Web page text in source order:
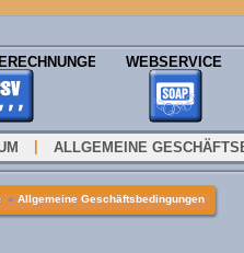
WEBSERVICE
ALLGEMEINE
» Allgemeine Geschäftsbedingungen